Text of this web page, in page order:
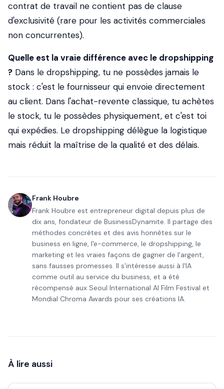
contrat de travail ne contient pas de clause
d'exclusivité (rare pour les activités commerciales
non concurrentes).
Quelle est la vraie différence avec le dropshipping
? Dans le dropshipping, tu ne possèdes jamais le
stock : c'est le fournisseur qui envoie directement
au client. Dans l'achat-revente classique, tu achètes
le stock, tu le possèdes physiquement, et c'est toi
qui expédies. Le dropshipping délègue la logistique
mais réduit la maîtrise de la qualité et des délais.
Frank Houbre
Frank Houbre est entrepreneur digital depuis plus de
dix ans, fondateur de BusinessDynamite. Il partage des
méthodes concrètes et des avis honnêtes sur le
business en ligne, l'e-commerce, le dropshipping, le
marketing et les vraies façons de gagner de l'argent,
sans fausses promesses. Il s'intéresse aussi à l'IA
comme outil au service du business, et a été
récompensé aux Seoul International AI Film Festival et
Mondial Chroma Awards pour ses créations IA.
À lire aussi